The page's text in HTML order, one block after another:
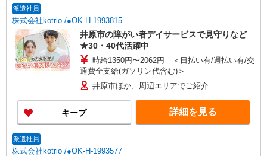
派遣社員
株式会社kotrio /●OK-H-1993815
井原市の障がい者デイサービスで見守りなど
★30・40代活躍中
時給1350円〜2062円 ＜日払い有/週払い有/交
通費全支給(ガソリン代含む)＞
井原市ほか、周辺エリアでご紹介
キープ 詳細を見る
派遣社員
株式会社kotrio /●OK-H-1993577